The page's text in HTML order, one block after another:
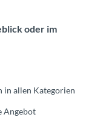
oder im
in allen Kategorien
Angebot